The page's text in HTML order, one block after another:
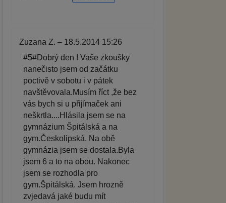
Zuzana Z. – 18.5.2014 15:26
#5#Dobrý den ! Vaše zkoušky
nanečisto jsem od začátku
poctivě v sobotu i v pátek
navštěvovala.Musím říct ,že bez
vás bych si u přijímaček ani
neškrtla....Hlásila jsem se na
gymnázium Špitálská a na
gym.Českolipská. Na obě
gymnázia jsem se dostala.Byla
jsem 6 a to na obou. Nakonec
jsem se rozhodla pro
gym.Špitálská. Jsem hrozně
zvjedavá jaké budu mít